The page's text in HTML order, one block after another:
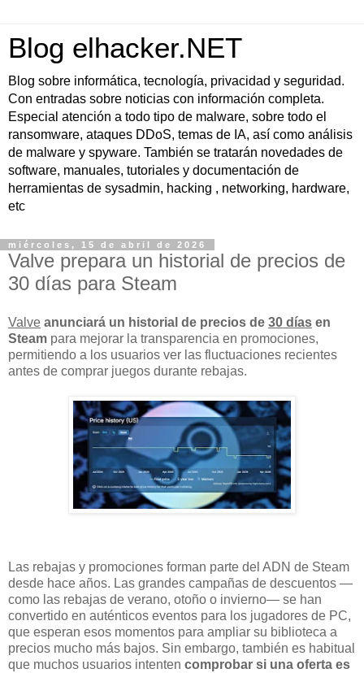
Blog elhacker.NET
Blog sobre informática, tecnología, privacidad y seguridad.
Con entradas sobre noticias con información completa.
Especial atención a todo tipo de malware, sobre todo el
ransomware, ataques DDoS, temas de IA, así como análisis
de malware y spyware. También se tratarán novedades de
software, manuales, tutoriales y documentación de
herramientas de sysadmin, hacking , networking, hardware,
etc
miércoles, 15 de abril de 2026
Valve prepara un historial de precios de
30 días para Steam
Valve anunciará un historial de precios de 30 días en
Steam para mejorar la transparencia en promociones,
permitiendo a los usuarios ver las fluctuaciones recientes
antes de comprar juegos durante rebajas.
Las rebajas y promociones forman parte del ADN de Steam
desde hace años. Las grandes campañas de descuentos —
como las rebajas de verano, otoño o invierno— se han
convertido en auténticos eventos para los jugadores de PC,
que esperan esos momentos para ampliar su biblioteca a
precios mucho más bajos. Sin embargo, también es habitual
que muchos usuarios intenten comprobar si una oferta es